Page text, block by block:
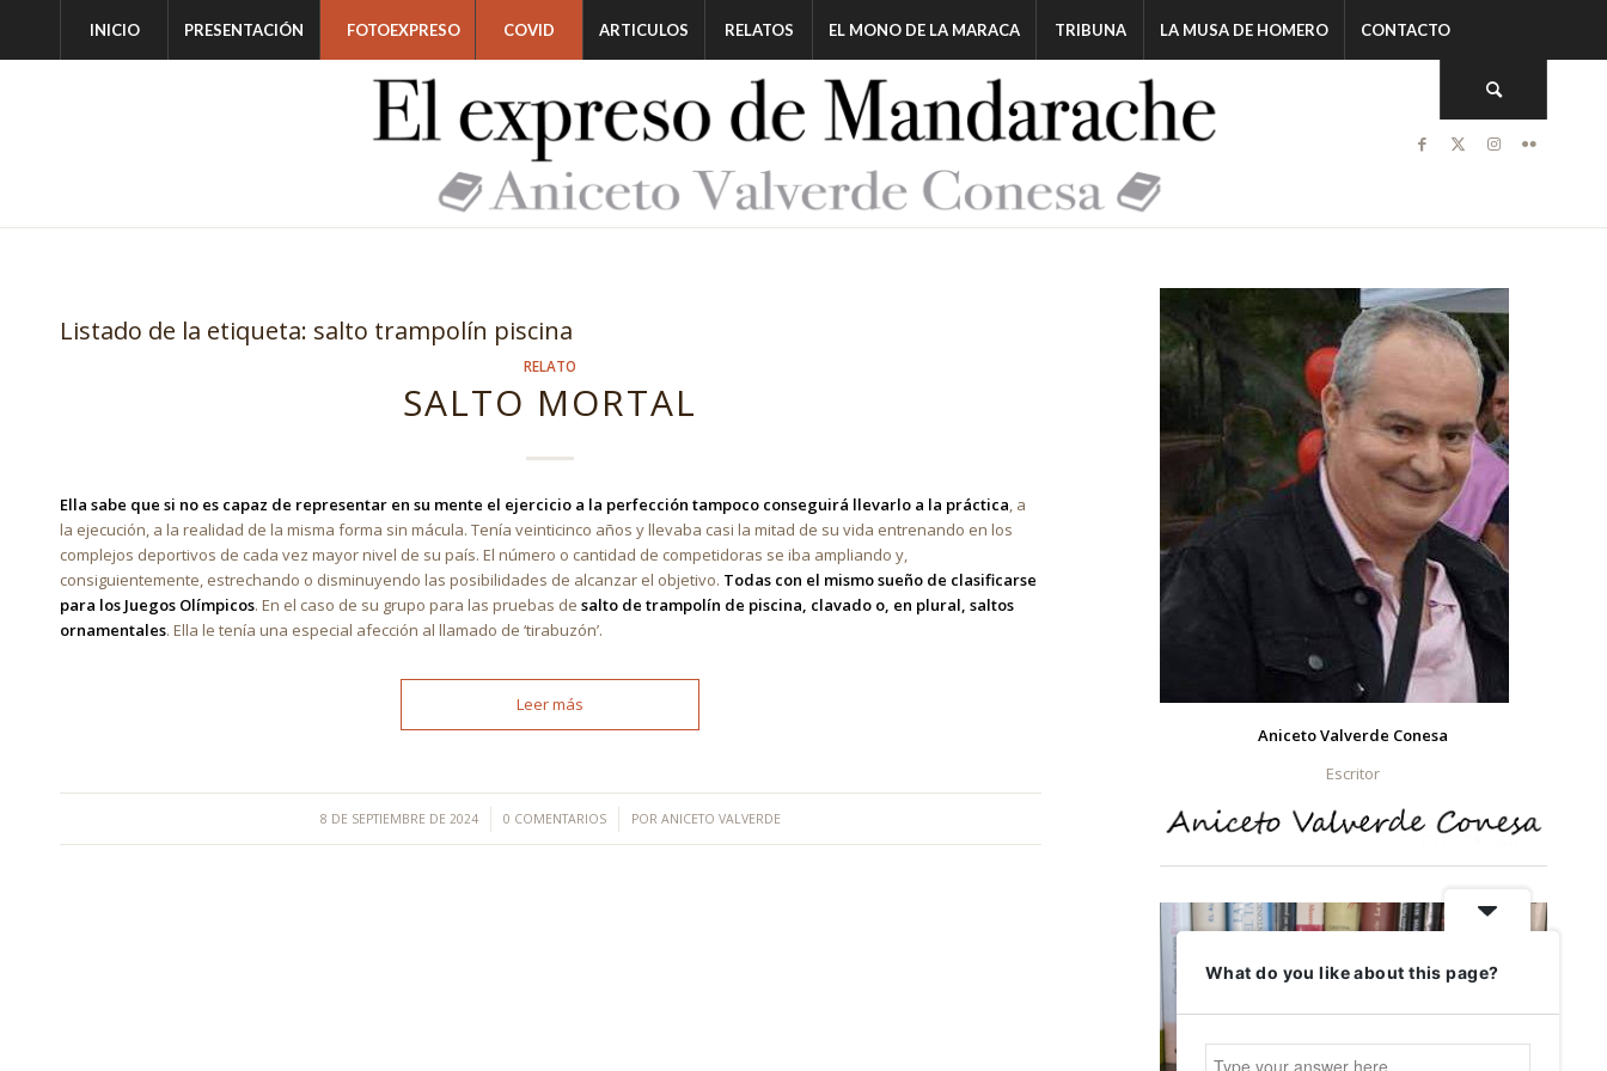
INICIO PRESENTACIÓN FOTOEXPRESO COVID ARTICULOS RELATOS EL MONO DE LA MARACA TRIBUNA LA MUSA DE HOMERO CONTACTO
Listado de la etiqueta: salto trampolín piscina
RELATO
SALTO MORTAL
Ella sabe que si no es capaz de representar en su mente el ejercicio a la perfección tampoco conseguirá llevarlo a la práctica, a
la ejecución, a la realidad de la misma forma sin mácula. Tenía veinticinco años y llevaba casi la mitad de su vida entrenando en los
complejos deportivos de cada vez mayor nivel de su país. El número o cantidad de competidoras se iba ampliando y,
consiguientemente, estrechando o disminuyendo las posibilidades de alcanzar el objetivo. Todas con el mismo sueño de clasificarse
para los Juegos Olímpicos. En el caso de su grupo para las pruebas de salto de trampolín de piscina, clavado o, en plural, saltos
ornamentales. Ella le tenía una especial afección al llamado de ‘tirabuzón’.
Leer más
8 DE SEPTIEMBRE DE 2024
/ 0 COMENTARIOS
/ POR ANICETO VALVERDE
Aniceto Valverde Conesa
Escritor
What do you like about this page?